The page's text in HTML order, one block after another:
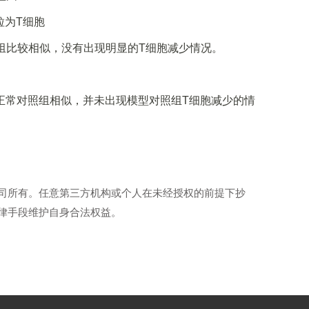
为T细胞
较相似，没有出现明显的T细胞减少情况。
对照组相似，并未出现模型对照组T细胞减少的情
有。任意第三方机构或个人在未经授权的前提下抄
段维护自身合法权益。